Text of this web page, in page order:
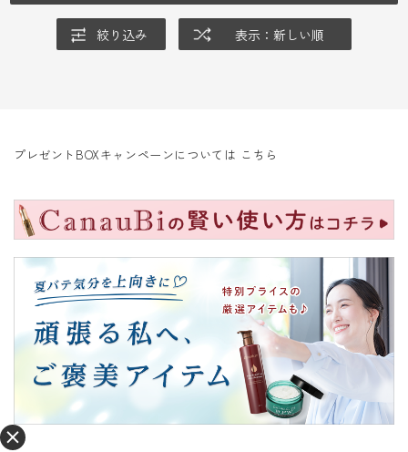
絞り込み 表示：新しい順
プレゼントBOXキャンペーンについては こちら